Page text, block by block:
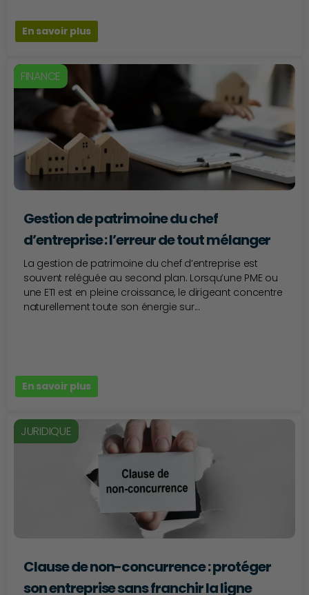
En savoir plus
FINANCE
Gestion de patrimoine du chef
d’entreprise : l’erreur de tout mélanger
La gestion de patrimoine du chef d’entreprise est
souvent reléguée au second plan. Lorsqu’une PME ou
une ETI est en pleine croissance, le dirigeant concentre
naturellement toute son énergie sur...
En savoir plus
JURIDIQUE
Clause de non-concurrence : protéger
son entreprise sans franchir la ligne